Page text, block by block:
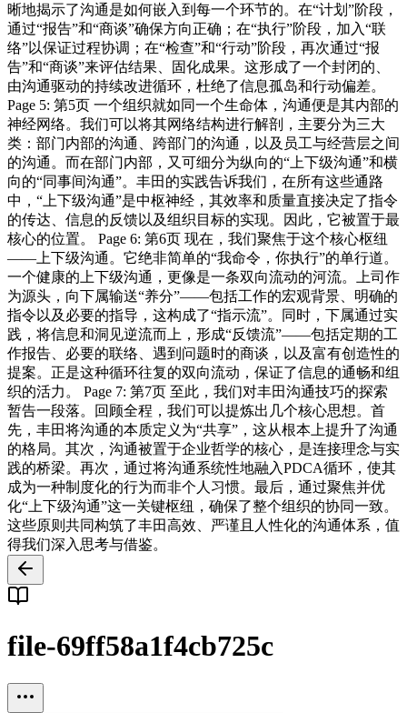
晰地揭示了沟通是如何嵌入到每一个环节的。在“计划”阶段，
通过“报告”和“商谈”确保方向正确；在“执行”阶段，加入“联
络”以保证过程协调；在“检查”和“行动”阶段，再次通过“报
告”和“商谈”来评估结果、固化成果。这形成了一个封闭的、
由沟通驱动的持续改进循环，杜绝了信息孤岛和行动偏差。
Page 5: 第5页 一个组织就如同一个生命体，沟通便是其内部的
神经网络。我们可以将其网络结构进行解剖，主要分为三大
类：部门内部的沟通、跨部门的沟通，以及员工与经营层之间
的沟通。而在部门内部，又可细分为纵向的“上下级沟通”和横
向的“同事间沟通”。丰田的实践告诉我们，在所有这些通路
中，“上下级沟通”是中枢神经，其效率和质量直接决定了指令
的传达、信息的反馈以及组织目标的实现。因此，它被置于最
核心的位置。 Page 6: 第6页 现在，我们聚焦于这个核心枢纽
——上下级沟通。它绝非简单的“我命令，你执行”的单行道。
一个健康的上下级沟通，更像是一条双向流动的河流。上司作
为源头，向下属输送“养分”——包括工作的宏观背景、明确的
指令以及必要的指导，这构成了“指示流”。同时，下属通过实
践，将信息和洞见逆流而上，形成“反馈流”——包括定期的工
作报告、必要的联络、遇到问题时的商谈，以及富有创造性的
提案。正是这种循环往复的双向流动，保证了信息的通畅和组
织的活力。 Page 7: 第7页 至此，我们对丰田沟通技巧的探索
暂告一段落。回顾全程，我们可以提炼出几个核心思想。首
先，丰田将沟通的本质定义为“共享”，这从根本上提升了沟通
的格局。其次，沟通被置于企业哲学的核心，是连接理念与实
践的桥梁。再次，通过将沟通系统性地融入PDCA循环，使其
成为一种制度化的行为而非个人习惯。最后，通过聚焦并优
化“上下级沟通”这一关键枢纽，确保了整个组织的协同一致。
这些原则共同构筑了丰田高效、严谨且人性化的沟通体系，值
得我们深入思考与借鉴。
file-69ff58a1f4cb725c